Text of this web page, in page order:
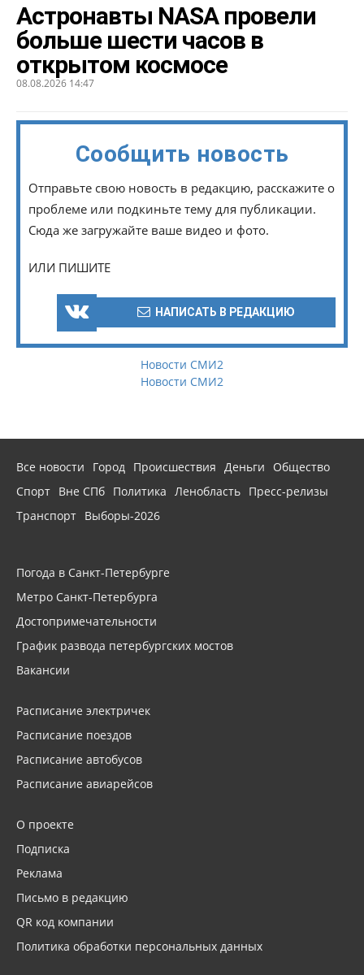
Астронавты NASA провели
больше шести часов в
открытом космосе
08.08.2026 14:47
Сообщить новость
Отправьте свою новость в редакцию, расскажите о
проблеме или подкиньте тему для публикации.
Сюда же загружайте ваше видео и фото.
ИЛИ ПИШИТЕ
НАПИСАТЬ В РЕДАКЦИЮ
Новости СМИ2
Новости СМИ2
Все новости Город Происшествия Деньги
Общество
Спорт Вне СПб Политика Ленобласть Пресс-релизы
Транспорт Выборы-2026
Погода в Санкт-Петербурге
Метро Санкт-Петербурга
Достопримечательности
График развода петербургских мостов
Вакансии
Расписание электричек
Расписание поездов
Расписание автобусов
Расписание авиарейсов
О проекте
Подписка
Реклама
Письмо в редакцию
QR код компании
Политика обработки персональных данных